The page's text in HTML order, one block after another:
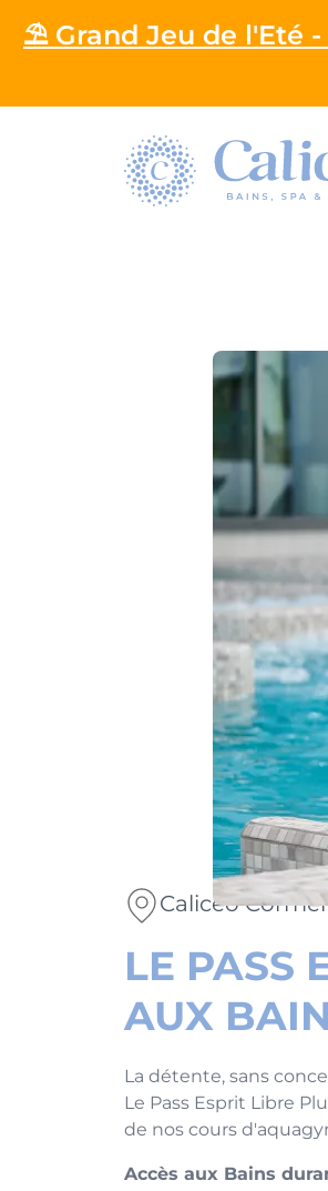
⛱️ Grand Jeu de l'Eté
Calicéo
LE PASS
AUX
La détente, sans
Le Pass Esprit Libre
de nos cours
Accès aux Bains